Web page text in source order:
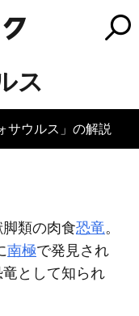
ス
サウルス」の解説
類の肉食恐竜。
南極で発見され
竜として知られ